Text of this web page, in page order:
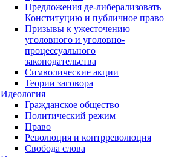
Предложения де-либерализовать
Конституцию и публичное право
Призывы к ужесточению
уголовного и уголовно-
процессуального
законодательства
Символические акции
Теории заговора
Идеология
Гражданское общество
Политический режим
Право
Революция и контрреволюция
Свобода слова